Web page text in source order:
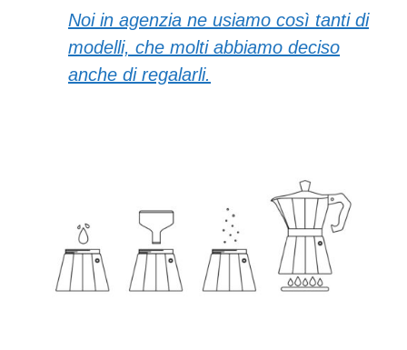
Noi in agenzia ne usiamo così tanti di
modelli, che molti abbiamo deciso
anche di regalarli.